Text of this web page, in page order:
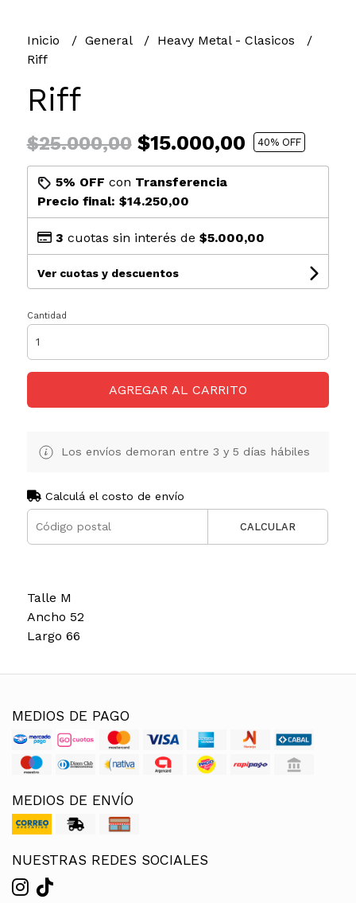
Inicio General
Heavy Metal - Clasicos
Riff
Riff
$25.000,00$15.000,00 40% OFF
5% OFF con Transferencia
Precio final: $14.250,00
3 cuotas sin interés de $5.000,00
Ver cuotas y descuentos
Cantidad
AGREGAR AL CARRITO
Los envíos demoran entre 3 y 5 días hábiles
Calculá el costo de envío
CALCULAR
Talle M
Ancho 52
Largo 66
MEDIOS DE PAGO
MEDIOS DE ENVÍO
NUESTRAS REDES SOCIALES